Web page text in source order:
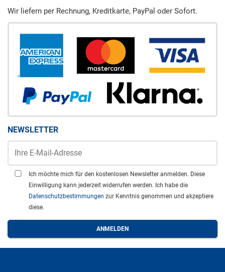
Wir liefern per Rechnung, Kreditkarte, PayPal oder Sofort.
NEWSLETTER
Ich möchte mich für den kostenlosen Newsletter anmelden. Diese
Einwilligung kann jederzeit widerrufen werden. Ich habe die
Datenschutzbestimmungen zur Kenntnis genommen und akzeptiere
diese.